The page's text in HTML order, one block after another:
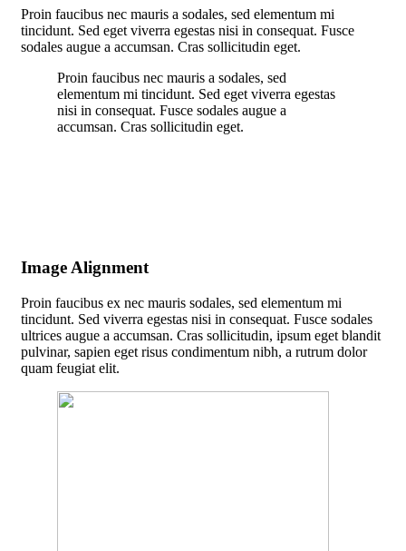
Proin faucibus nec mauris a sodales, sed elementum mi
tincidunt. Sed eget viverra egestas nisi in consequat. Fusce
sodales augue a accumsan. Cras sollicitudin eget.
Proin faucibus nec mauris a sodales, sed
elementum mi tincidunt. Sed eget viverra egestas
nisi in consequat. Fusce sodales augue a
accumsan. Cras sollicitudin eget.
Image Alignment
Proin faucibus ex nec mauris sodales, sed elementum mi
tincidunt. Sed viverra egestas nisi in consequat. Fusce sodales
ultrices augue a accumsan. Cras sollicitudin, ipsum eget blandit
pulvinar, sapien eget risus condimentum nibh, a rutrum dolor
quam feugiat elit.